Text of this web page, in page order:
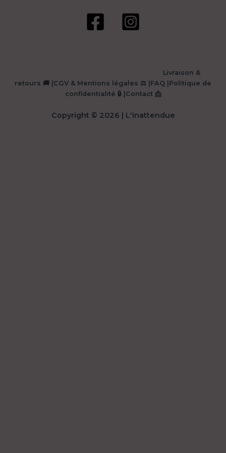
Livraison &
retours 🚚 |CGV & Mentions légales ⚖️ |FAQ |Politique de
confidentialité 🔒|Contact 📩
Copyright © 2026 | L'inattendue